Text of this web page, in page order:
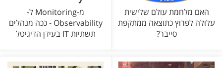
האם מלחמת עולם שלישית
עלולה לפרוץ כתוצאה ממתקפת
סייבר?
מ-Monitoring ל-
Observability - ככה מנהלים
תשתיות IT בעידן הדיגיטל